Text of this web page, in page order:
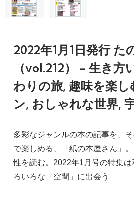
2022年1月1日発行 た
（vol.212） - 生き方
わりの旅, 趣味を楽し
ン, おしゃれな世界,
多彩なジャンルの本の記事を、
で楽しめる、「紙の本屋さん」
性を読む。2022年1月号の特集
ろいろな「空間」に出会う